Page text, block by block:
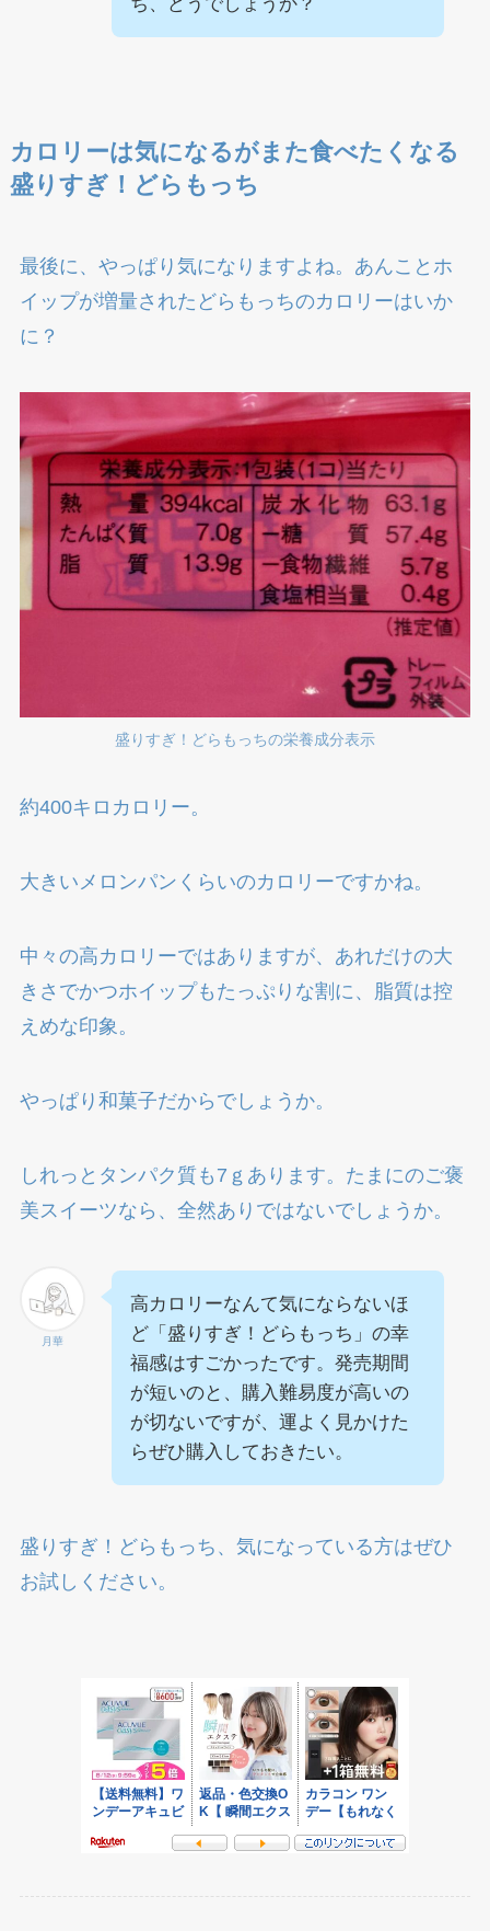
カロリーは気になるがまた食べたくなる
盛りすぎ！どらもっち
最後に、やっぱり気になりますよね。あんことホ
イップが増量されたどらもっちのカロリーはいか
に？
盛りすぎ！どらもっちの栄養成分表示
約400キロカロリー。
大きいメロンパンくらいのカロリーですかね。
中々の高カロリーではありますが、あれだけの大
きさでかつホイップもたっぷりな割に、脂質は控
えめな印象。
やっぱり和菓子だからでしょうか。
しれっとタンパク質も7ｇあります。たまにのご褒
美スイーツなら、全然ありではないでしょうか。
月華
高カロリーなんて気にならないほ
ど「盛りすぎ！どらもっち」の幸
福感はすごかったです。発売期間
が短いのと、購入難易度が高いの
が切ないですが、運よく見かけた
らぜひ購入しておきたい。
盛りすぎ！どらもっち、気になっている方はぜひ
お試しください。